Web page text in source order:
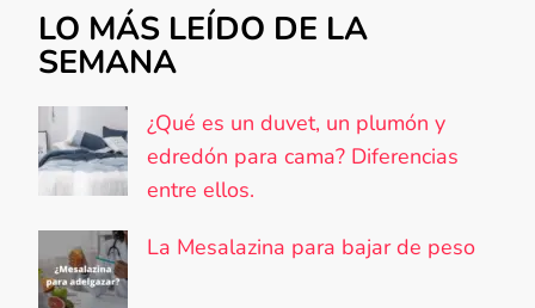
LO MÁS LEÍDO DE LA
SEMANA
¿Qué es un duvet, un plumón y
edredón para cama? Diferencias
entre ellos.
La Mesalazina para bajar de peso